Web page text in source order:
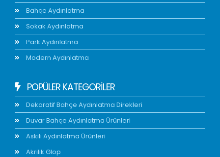
Bahçe Aydınlatma
Sokak Aydınlatma
Park Aydınlatma
Modern Aydınlatma
POPÜLER KATEGORİLER
Dekoratif Bahçe Aydınlatma Direkleri
Duvar Bahçe Aydınlatma Ürünleri
Askılı Aydınlatma Ürünleri
Akrilik Glop